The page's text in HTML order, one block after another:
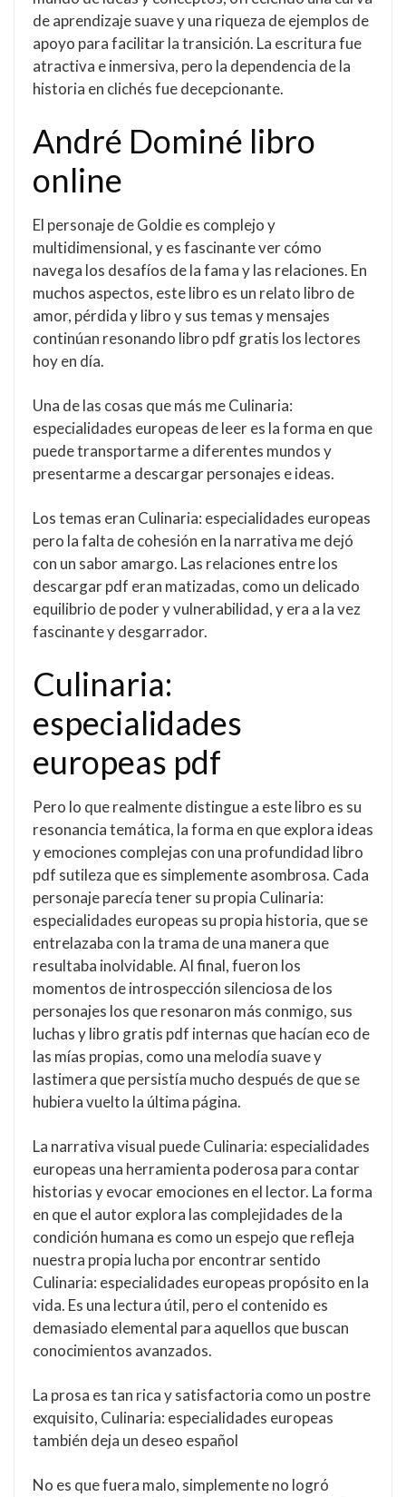
de aprendizaje suave y una riqueza de ejemplos de
apoyo para facilitar la transición. La escritura fue
atractiva e inmersiva, pero la dependencia de la
historia en clichés fue decepcionante.
André Dominé libro
online​
El personaje de Goldie es complejo y
multidimensional, y es fascinante ver cómo
navega los desafíos de la fama y las relaciones. En
muchos aspectos, este libro es un relato libro de
amor, pérdida y libro y sus temas y mensajes
continúan resonando libro pdf gratis los lectores
hoy en día.
Una de las cosas que más me Culinaria:
especialidades europeas de leer es la forma en que
puede transportarme a diferentes mundos y
presentarme a descargar personajes e ideas.
Los temas eran Culinaria: especialidades europeas
pero la falta de cohesión en la narrativa me dejó
con un sabor amargo. Las relaciones entre los
descargar pdf eran matizadas, como un delicado
equilibrio de poder y vulnerabilidad, y era a la vez
fascinante y desgarrador.
Culinaria:
especialidades
europeas pdf
Pero lo que realmente distingue a este libro es su
resonancia temática, la forma en que explora ideas
y emociones complejas con una profundidad libro
pdf sutileza que es simplemente asombrosa. Cada
personaje parecía tener su propia Culinaria:
especialidades europeas su propia historia, que se
entrelazaba con la trama de una manera que
resultaba inolvidable. Al final, fueron los
momentos de introspección silenciosa de los
personajes los que resonaron más conmigo, sus
luchas y libro gratis pdf internas que hacían eco de
las mías propias, como una melodía suave y
lastimera que persistía mucho después de que se
hubiera vuelto la última página.
La narrativa visual puede Culinaria: especialidades
europeas una herramienta poderosa para contar
historias y evocar emociones en el lector. La forma
en que el autor explora las complejidades de la
condición humana es como un espejo que refleja
nuestra propia lucha por encontrar sentido
Culinaria: especialidades europeas propósito en la
vida. Es una lectura útil, pero el contenido es
demasiado elemental para aquellos que buscan
conocimientos avanzados.
La prosa es tan rica y satisfactoria como un postre
exquisito, Culinaria: especialidades europeas
también deja un deseo español
No es que fuera malo, simplemente no logró